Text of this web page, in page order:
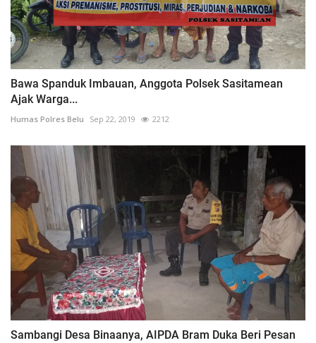
Bawa Spanduk Imbauan, Anggota Polsek Sasitamean
Ajak Warga...
Humas Polres Belu Sep 22, 2019 2212
Sambangi Desa Binaanya, AIPDA Bram Duka Beri Pesan